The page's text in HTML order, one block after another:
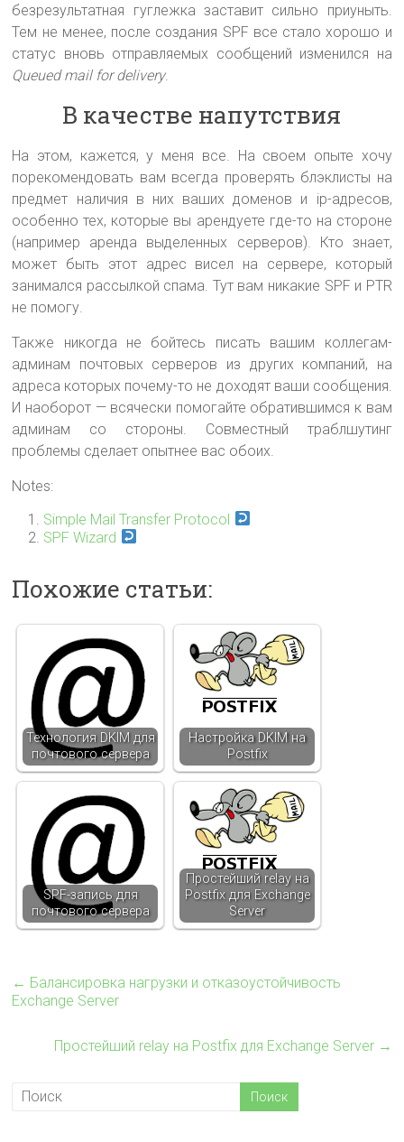
безрезультатная гуглежка заставит сильно приуныть.
Тем не менее, после создания SPF все стало хорошо и
статус вновь отправляемых сообщений изменился на
Queued mail for delivery.
В качестве напутствия
На этом, кажется, у меня все. На своем опыте хочу
порекомендовать вам всегда проверять блэклисты на
предмет наличия в них ваших доменов и ip-адресов,
особенно тех, которые вы арендуете где-то на стороне
(например аренда выделенных серверов). Кто знает,
может быть этот адрес висел на сервере, который
занимался рассылкой спама. Тут вам никакие SPF и PTR
не помогу.
Также никогда не бойтесь писать вашим коллегам-
админам почтовых серверов из других компаний, на
адреса которых почему-то не доходят ваши сообщения.
И наоборот — всячески помогайте обратившимся к вам
админам со стороны. Совместный траблшутинг
проблемы сделает опытнее вас обоих.
Notes:
Simple Mail Transfer Protocol
SPF Wizard
Похожие статьи:
Технология DKIM для
почтового сервера
Настройка DKIM на
Postfix
SPF-запись для
почтового сервера
Простейший relay на
Postfix для Exchange
Server
← Балансировка нагрузки и отказоустойчивость
Exchange Server
Простейший relay на Postfix для Exchange Server →